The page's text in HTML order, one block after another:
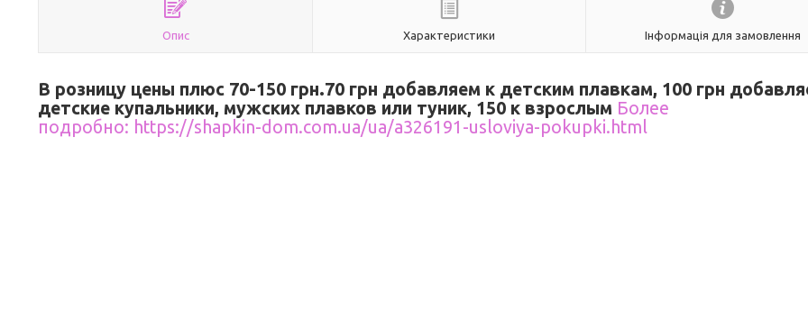
Опис Характеристики Інформація для замовлення
В розницу цены плюс 70-150 грн.70 грн добавляем к детским плавкам, 100 грн
детские купальники, мужских плавков или туник, 150 к взрослым Более
подробно: https://shapkin-dom.com.ua/ua/a326191-usloviya-pokupki.html